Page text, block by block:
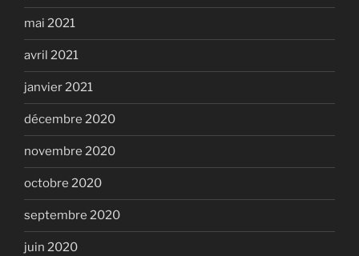
mai 2021
avril 2021
janvier 2021
décembre 2020
novembre 2020
octobre 2020
septembre 2020
juin 2020